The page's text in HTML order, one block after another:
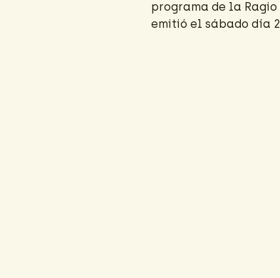
programa de la
emitió el sábado día